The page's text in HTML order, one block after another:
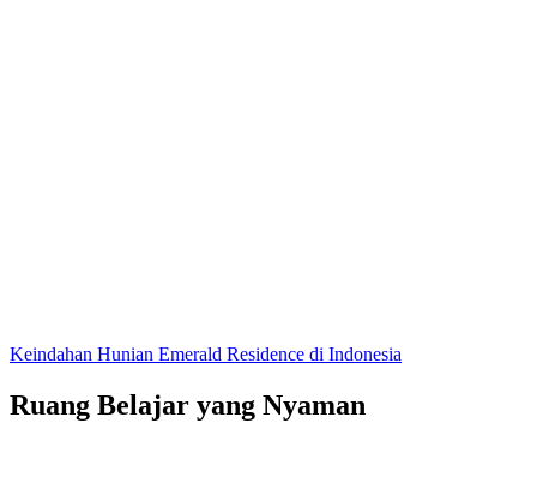
Keindahan Hunian Emerald Residence di Indonesia
Ruang Belajar yang Nyaman